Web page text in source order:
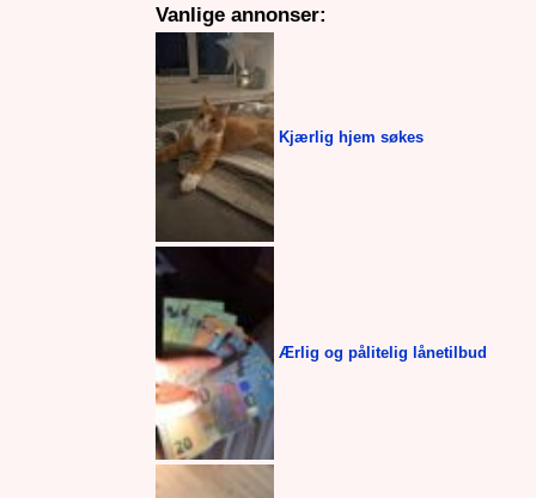
Vanlige annonser:
Kjærlig hjem søkes
Ærlig og pålitelig lånetilbud